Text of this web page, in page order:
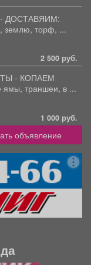
ДОСТАВЯИМ:
землю, торф, ...
2 500 руб.
- КОПАЕМ
ямы, траншеи, в ...
1 000 руб.
объявление